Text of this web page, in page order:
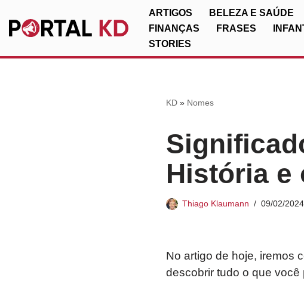
Pular
ARTIGOS BELEZA E SAÚDE
FINANÇAS
FRASES
STORIES
KD» Nomes
História e
Thiago Klaumann 09/02/2024
No artigo de hoje, iremos
descobrir tudo o que você